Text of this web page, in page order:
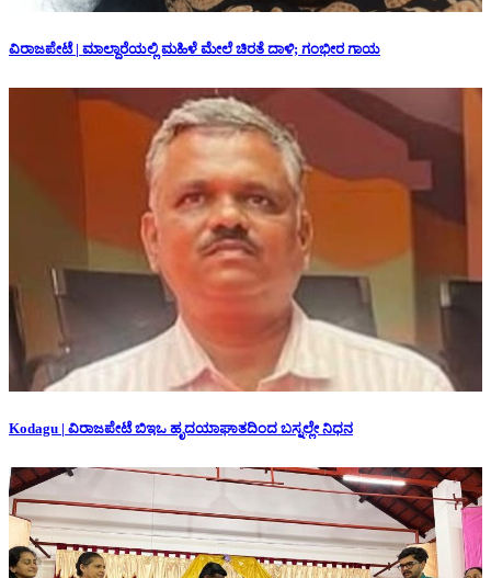
ವಿರಾಜಪೇಟೆ | ಮಾಲ್ದಾರೆಯಲ್ಲಿ ಮಹಿಳೆ ಮೇಲೆ ಚಿರತೆ ದಾಳಿ; ಗಂಭೀರ ಗಾಯ
Kodagu | ವಿರಾಜಪೇಟೆ ಬಿಇಒ ಹೃದಯಾಘಾತದಿಂದ ಬಸ್ನಲ್ಲೇ ನಿಧನ